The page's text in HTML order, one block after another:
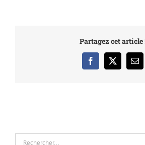
Partagez cet article
Facebook
X
Rechercher: